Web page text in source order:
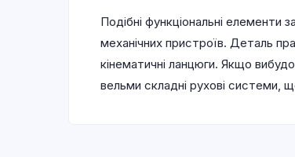
Подібні функціональні
механічних пристроїв. Деталь
кінематичні ланцюги. Якщо
вельми складні рухові системи,